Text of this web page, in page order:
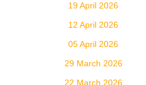
19 April 2026
12 April 2026
05 April 2026
29 March 2026
22 March 2026